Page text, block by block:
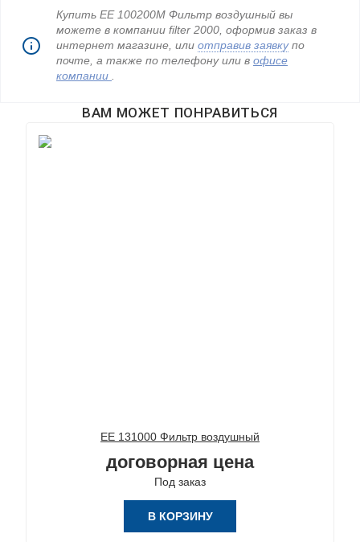
Купить ЕЕ 100200М Фильтр воздушный вы
можете в компании filter 2000, оформив заказ в
интернет магазине, или отправив заявкупо
почте, а также по телефонуили в офисе
компании
ВАМ МОЖЕТ ПОНРАВИТЬСЯ
ЕЕ 131000 Фильтр воздушный
договорная цена
Под заказ
В КОРЗИНУ